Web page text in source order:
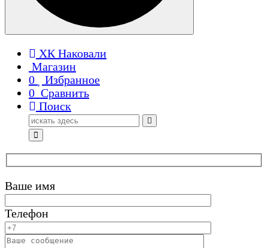
ХК Наковали
Магазин
0
Избранное
0 Сравнить
Поиск
Поиск
для:
Ваше имя
Телефон